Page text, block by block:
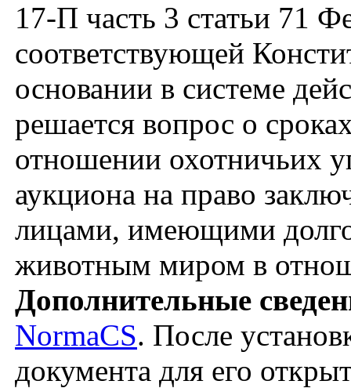
17-П часть 3 статьи 71
соответствующей
основании в системе
решается вопрос о
отношении охотничьих
аукциона на право
лицами, имеющими
животным миром в
Дополнительные
NormaCS. После
документа для его